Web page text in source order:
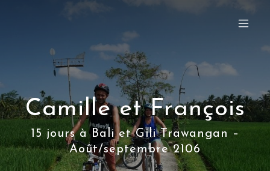
Camille et François
15 jours à Bali et Gili Trawangan –
Août/septembre 2106